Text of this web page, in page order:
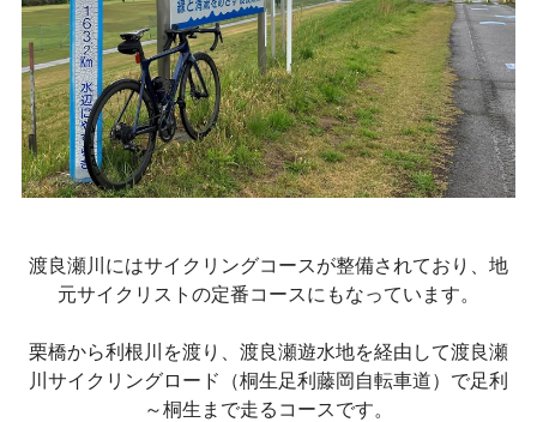
渡良瀬川にはサイクリングコースが整備されており、地
元サイクリストの定番コースにもなっています。
栗橋から利根川を渡り、渡良瀬遊水地を経由して渡良瀬
川サイクリングロード（桐生足利藤岡自転車道）で足利
～桐生まで走るコースです。